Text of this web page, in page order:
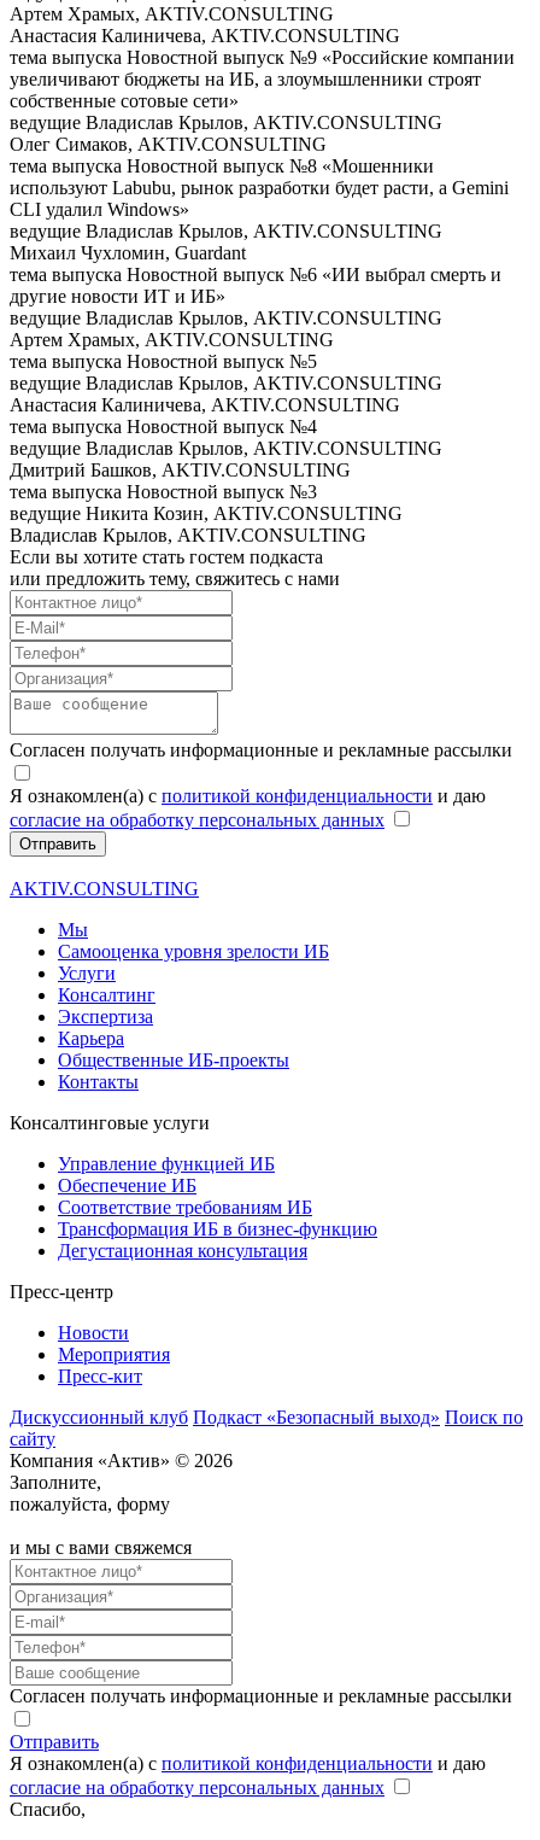
Артем Храмых, AKTIV.CONSULTING
Анастасия Калиничева, AKTIV.CONSULTING
тема выпуска Новостной выпуск №9 «Российские компании
увеличивают бюджеты на ИБ, а злоумышленники строят
собственные сотовые сети»
ведущие Владислав Крылов, AKTIV.CONSULTING
Олег Симаков, AKTIV.CONSULTING
тема выпуска Новостной выпуск №8 «Мошенники
используют Labubu, рынок разработки будет расти, а Gemini
CLI удалил Windows»
ведущие Владислав Крылов, AKTIV.CONSULTING
Михаил Чухломин, Guardant
тема выпуска Новостной выпуск №6 «ИИ выбрал смерть и
другие новости ИТ и ИБ»
ведущие Владислав Крылов, AKTIV.CONSULTING
Артем Храмых, AKTIV.CONSULTING
тема выпуска Новостной выпуск №5
ведущие Владислав Крылов, AKTIV.CONSULTING
Анастасия Калиничева, AKTIV.CONSULTING
тема выпуска Новостной выпуск №4
ведущие Владислав Крылов, AKTIV.CONSULTING
Дмитрий Башков, AKTIV.CONSULTING
тема выпуска Новостной выпуск №3
ведущие Никита Козин, AKTIV.CONSULTING
Владислав Крылов, AKTIV.CONSULTING
Если вы хотите стать гостем подкаста
или предложить тему, свяжитесь с нами
Согласен получать информационные и рекламные рассылки
Я ознакомлен(а) с политикой конфиденциальности и даю
согласие на обработку персональных данных
Отправить
AKTIV.CONSULTING
Мы
Самооценка уровня зрелости ИБ
Услуги
Консалтинг
Экспертиза
Карьера
Общественные ИБ-проекты
Контакты
Консалтинговые услуги
Управление функцией ИБ
Обеспечение ИБ
Соответствие требованиям ИБ
Трансформация ИБ в бизнес-функцию
Дегустационная консультация
Пресс-центр
Новости
Мероприятия
Пресс-кит
Дискуссионный клуб Подкаст «Безопасный выход» Поиск по
сайту
Компания «Актив» © 2026
Заполните,
пожалуйста, форму
и мы с вами свяжемся
Согласен получать информационные и рекламные рассылки
Отправить
Я ознакомлен(а) с политикой конфиденциальности и даю
согласие на обработку персональных данных
Спасибо,